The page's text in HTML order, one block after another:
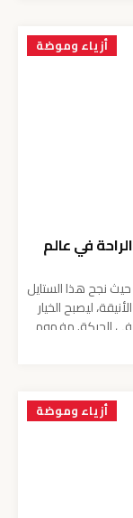
أزياء وموضة
في عالم
أحدث صيحات أزياء فضفاضة لعام 2026، حيث نجح هذا الستايل
ليصبح الخيار
في الحركة. مفهوم
أزياء وموضة